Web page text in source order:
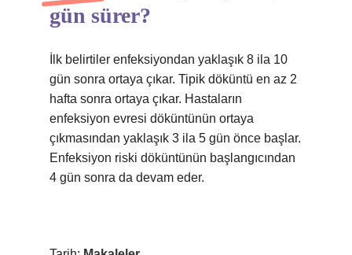
gün sürer?
İlk belirtiler enfeksiyondan yaklaşık 8 ila 10
gün sonra ortaya çıkar. Tipik döküntü en az 2
hafta sonra ortaya çıkar. Hastaların
enfeksiyon evresi döküntünün ortaya
çıkmasından yaklaşık 3 ila 5 gün önce başlar.
Enfeksiyon riski döküntünün başlangıcından
4 gün sonra da devam eder.